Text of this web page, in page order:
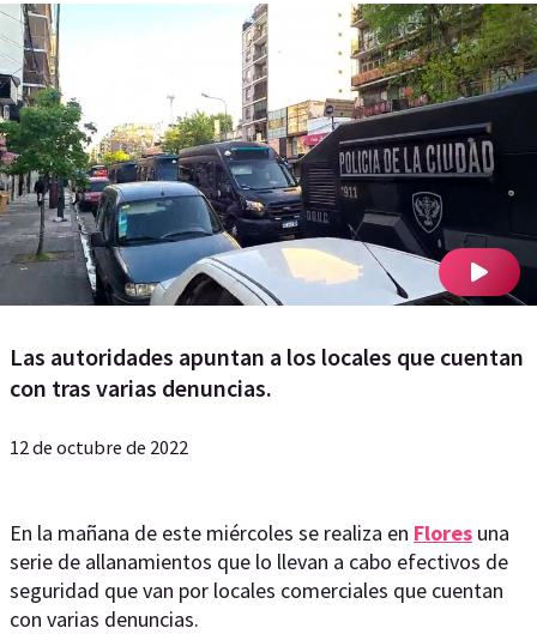
Las autoridades apuntan a los locales que cuentan
con tras varias denuncias.
12 de octubre de 2022
En la mañana de este miércoles se realiza en Flores una
serie de allanamientos que lo llevan a cabo efectivos de
seguridad que van por locales comerciales que cuentan
con varias denuncias.